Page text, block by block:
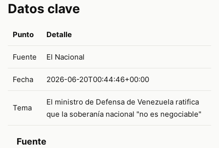
Datos clave
Punto Detalle
Fuente El Nacional
Fecha 2026-06-20T00:44:46+00:00
Tema
El ministro de Defensa de Venezuela ratifica
que la soberanía nacional "no es negociable"
Fuente